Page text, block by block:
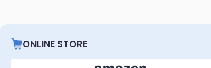
ONLINE STORE